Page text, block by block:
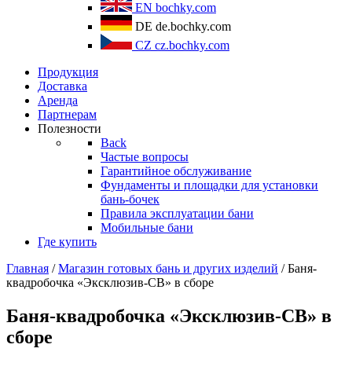
EN bochky.com
DE de.bochky.com
CZ cz.bochky.com
Продукция
Доставка
Аренда
Партнерам
Полезности
Back
Частые вопросы
Гарантийное обслуживание
Фундаменты и площадки для установки
бань-бочек
Правила эксплуатации бани
Мобильные бани
Где купить
Главная /Магазин готовых бань и других изделий / Баня-
квадробочка «Эксклюзив-СВ» в сборе
Баня-квадробочка «Эксклюзив-СВ» в
сборе